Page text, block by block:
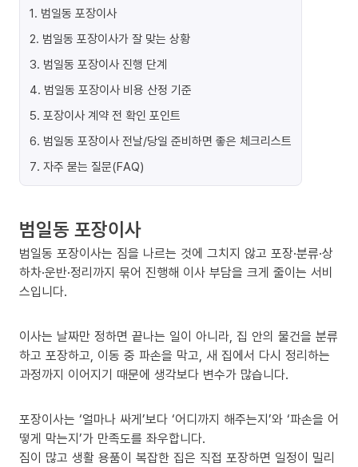
1. 범일동 포장이사
2. 범일동 포장이사가 잘 맞는 상황
3. 범일동 포장이사 진행 단계
4. 범일동 포장이사 비용 산정 기준
5. 포장이사 계약 전 확인 포인트
6. 범일동 포장이사 전날/당일 준비하면 좋은 체크리스트
7. 자주 묻는 질문(FAQ)
범일동 포장이사
범일동 포장이사는 짐을 나르는 것에 그치지 않고 포장·분류·상
하차·운반·정리까지 묶어 진행해 이사 부담을 크게 줄이는 서비
스입니다.
이사는 날짜만 정하면 끝나는 일이 아니라, 집 안의 물건을 분류
하고 포장하고, 이동 중 파손을 막고, 새 집에서 다시 정리하는
과정까지 이어지기 때문에 생각보다 변수가 많습니다.
포장이사는 ‘얼마나 싸게’보다 ‘어디까지 해주는지’와 ‘파손을 어
떻게 막는지’가 만족도를 좌우합니다.
짐이 많고 생활 용품이 복잡한 집은 직접 포장하면 일정이 밀리